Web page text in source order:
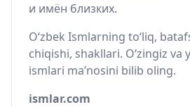
и имён близких.
O‘zbek Ismlarning to‘liq,
chiqishi, shakllari. O‘zingiz va
ismlari ma’nosini bilib oling.
ismlar.com